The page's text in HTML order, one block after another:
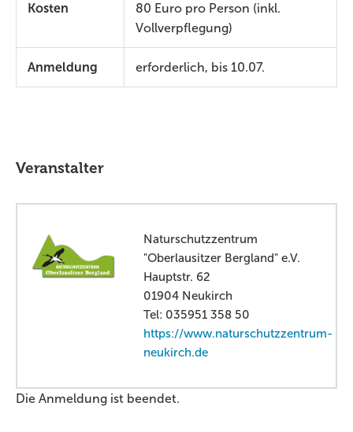
Kosten
80 Euro pro Person (inkl.
Vollverpflegung)
Anmeldung erforderlich, bis 10.07.
Veranstalter
Naturschutzzentrum
"Oberlausitzer Bergland" e.V.
Hauptstr. 62
01904 Neukirch
Tel: 035951 358 50
https://www.naturschutzzentrum-
neukirch.de
Die Anmeldung ist beendet.